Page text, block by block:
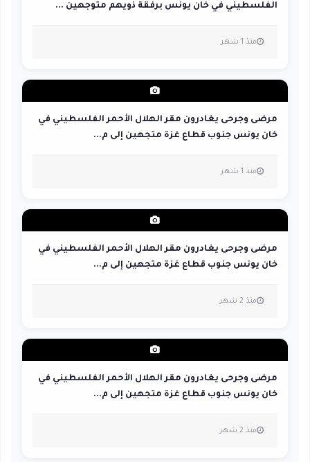
الفلسطيني في خان يونس برفقة ذويهم متوجهين ...
منذ 1 شهر
مرضى وجرحى يغادرون مقر الهلال الأحمر الفلسطيني في
خان يونس جنوب قطاع غزة متجهين إلى م...
منذ 1 شهر
مرضى وجرحى يغادرون مقر الهلال الأحمر الفلسطيني في
خان يونس جنوب قطاع غزة متجهين إلى م...
منذ 2 شهر
مرضى وجرحى يغادرون مقر الهلال الأحمر الفلسطيني في
خان يونس جنوب قطاع غزة متجهين إلى م...
منذ 2 شهر